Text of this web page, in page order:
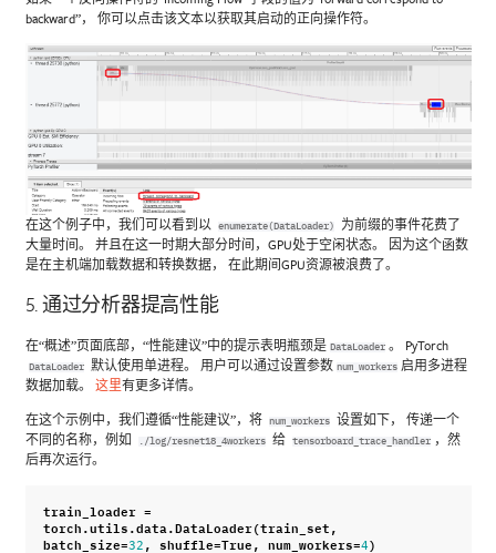
backward”， 你可以点击该文本以获取其启动的正向操作符。
在这个例子中，我们可以看到以 enumerate(DataLoader)
为前缀的事件花费了
大量时间。 并且在这一时期大部分时间，GPU处于空闲状态。 因为这个函数
是在主机端加载数据和转换数据， 在此期间GPU资源被浪费了。
5. 通过分析器提高性能
在“概述”页面底部，“性能建议”中的提示表明瓶颈是 DataLoader 。 PyTorch
DataLoader 默认使用单进程。 用户可以通过设置参数 num_workers 启用多进程
数据加载。 这里有更多详情。
在这个示例中，我们遵循“性能建议”，将 num_workers
设置如下， 传递一个
不同的名称，例如
./log/resnet18_4workers 给 tensorboard_trace_handler ，然
后再次运行。
train_loader =
torch.utils.data.DataLoader(train_set,
batch_size=32 , shuffle=True, num_workers=4)